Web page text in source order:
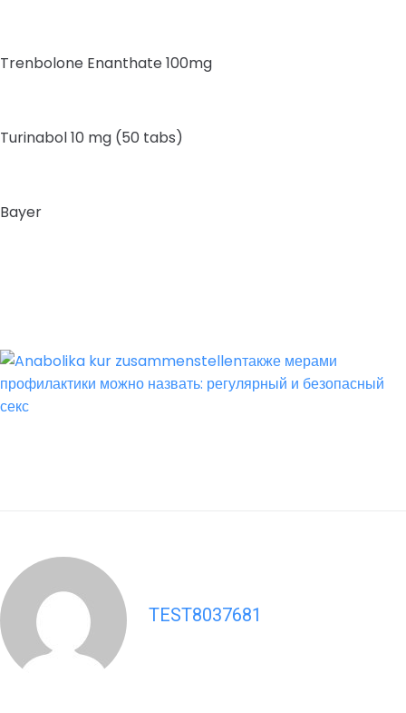
Trenbolone Enanthate 100mg
Turinabol 10 mg (50 tabs)
Bayer
TEST8037681